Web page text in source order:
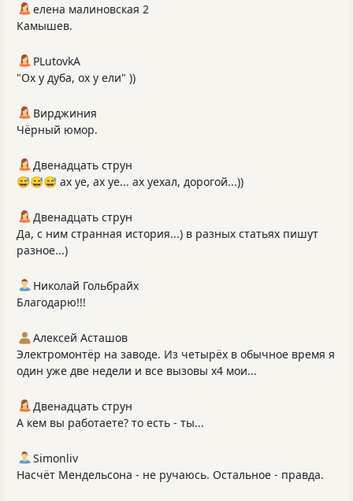
елена малиновская 2
Камышев.
PLutоvkА
"Ох у дуба, ох у ели" ))
Вирджиния
Чёрный юмор.
Двенадцать струн
😅😅😅 ах уе, ах уе... ах уехал, дорогой...))
Двенадцать струн
Да, с ним странная история...) в разных статьях пишут
разное...)
Николай Гольбрайх
Благодарю!!!
Алексей Асташов
Электромонтёр на заводе. Из четырёх в обычное время я
один уже две недели и все вызовы х4 мои...
Двенадцать струн
А кем вы работаете? то есть - ты...
Simonliv
Насчёт Мендельсона - не ручаюсь. Остальное - правда.